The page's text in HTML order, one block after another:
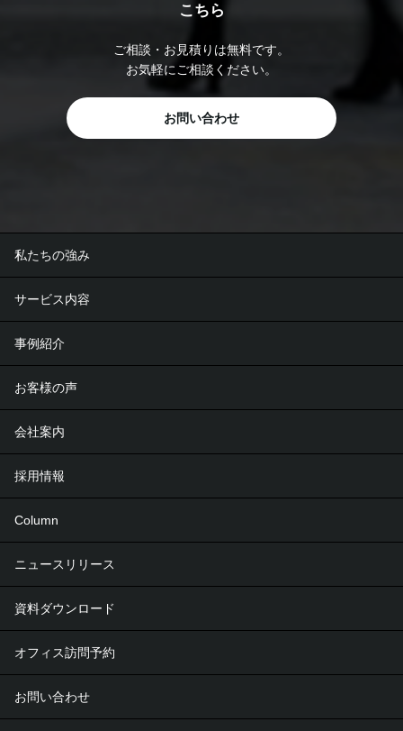
こちら
ご相談・お見積りは無料です。
お気軽にご相談ください。
お問い合わせ
私たちの強み
サービス内容
事例紹介
お客様の声
会社案内
採用情報
Column
ニュースリリース
資料ダウンロード
オフィス訪問予約
お問い合わせ